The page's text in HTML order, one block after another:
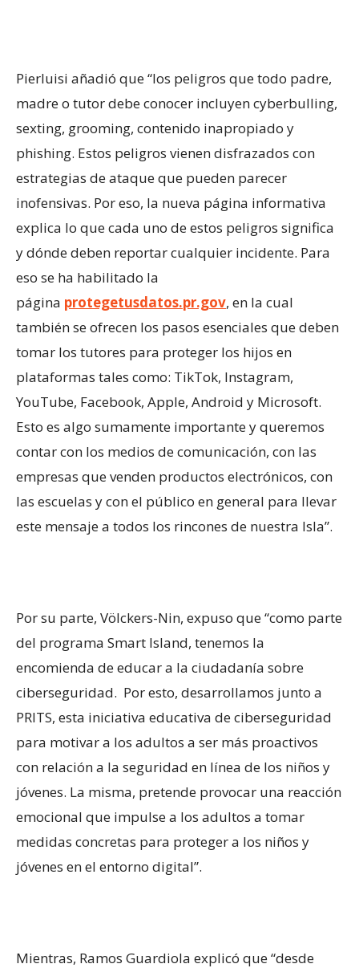
Pierluisi añadió que “los peligros que todo padre,
madre o tutor debe conocer incluyen cyberbulling,
sexting, grooming, contenido inapropiado y
phishing. Estos peligros vienen disfrazados con
estrategias de ataque que pueden parecer
inofensivas. Por eso, la nueva página informativa
explica lo que cada uno de estos peligros significa
y dónde deben reportar cualquier incidente. Para
eso se ha habilitado la
página protegetusdatos.pr.gov, en la cual
también se ofrecen los pasos esenciales que deben
tomar los tutores para proteger los hijos en
plataformas tales como: TikTok, Instagram,
YouTube, Facebook, Apple, Android y Microsoft.
Esto es algo sumamente importante y queremos
contar con los medios de comunicación, con las
empresas que venden productos electrónicos, con
las escuelas y con el público en general para llevar
este mensaje a todos los rincones de nuestra Isla”.
Por su parte, Völckers-Nin, expuso que “como parte
del programa Smart Island, tenemos la
encomienda de educar a la ciudadanía sobre
ciberseguridad. Por esto, desarrollamos junto a
PRITS, esta iniciativa educativa de ciberseguridad
para motivar a los adultos a ser más proactivos
con relación a la seguridad en línea de los niños y
jóvenes. La misma, pretende provocar una reacción
emocional que impulse a los adultos a tomar
medidas concretas para proteger a los niños y
jóvenes en el entorno digital”.
Mientras, Ramos Guardiola explicó que “desde